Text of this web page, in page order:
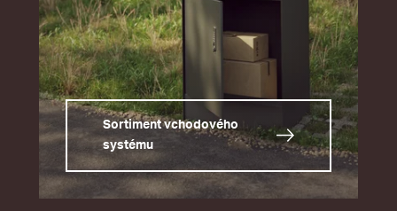
Sortiment vchodového
systému